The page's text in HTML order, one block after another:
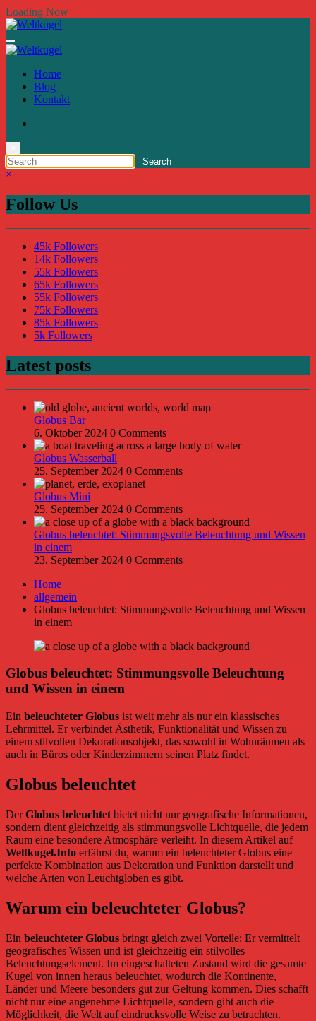
Zum
Inhalt
Loading Now
Home
Blog
Kontakt
×
Follow Us
45k Followers
14k Followers
55k Followers
65k Followers
55k Followers
75k Followers
85k Followers
5k Followers
Latest posts
Globus Bar
6. Oktober 2024 0 Comments
Globus Wasserball
25. September 2024 0 Comments
Globus Mini
25. September 2024 0 Comments
Globus beleuchtet: Stimmungsvolle Beleuchtung und Wissen
in einem
23. September 2024 0 Comments
Home
allgemein
Globus beleuchtet: Stimmungsvolle Beleuchtung und Wissen
in einem
Globus beleuchtet: Stimmungsvolle Beleuchtung
und Wissen in einem
Ein beleuchteter Globus ist weit mehr als nur ein klassisches
Lehrmittel. Er verbindet Ästhetik, Funktionalität und Wissen zu
einem stilvollen Dekorationsobjekt, das sowohl in Wohnräumen als
auch in Büros oder Kinderzimmern seinen Platz findet.
Globus beleuchtet
DerGlobus beleuchtet bietet nicht nur geografische Informationen,
sondern dient gleichzeitig als stimmungsvolle Lichtquelle, die jedem
Raum eine besondere Atmosphäre verleiht. In diesem Artikel auf
Weltkugel.Info erfährst du, warum ein beleuchteter Globus eine
perfekte Kombination aus Dekoration und Funktion darstellt und
welche Arten von Leuchtgloben es gibt.
Warum ein beleuchteter Globus?
Ein beleuchteter Globus bringt gleich zwei Vorteile: Er vermittelt
geografisches Wissen und ist gleichzeitig ein stilvolles
Beleuchtungselement. Im eingeschalteten Zustand wird die gesamte
Kugel von innen heraus beleuchtet, wodurch die Kontinente,
Länder und Meere besonders gut zur Geltung kommen. Dies schafft
nicht nur eine angenehme Lichtquelle, sondern gibt auch die
Möglichkeit, die Welt auf eindrucksvolle Weise zu betrachten.